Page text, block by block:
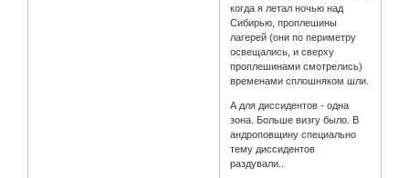
когда я летал ночью над
Сибирью, проплешины
лагерей (они по периметру
освещались, и сверху
проплешинами смотрелись)
временами сплошняком шли.
А для диссидентов - одна
зона. Больше визгу было. В
андроповщину специально
тему диссидентов
раздували..